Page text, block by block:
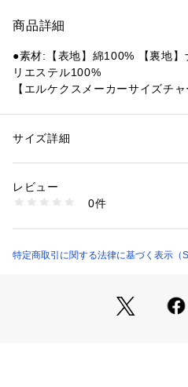
商品詳細
●素材:【表地】綿100% 【裏地
リエステル100%
【エルケクスメーカーサイズチ
イズ】胸囲89～95cm 身長167
【実寸サイズ】
●Mサイズ詳細:【着丈】72cm
【袖丈】62cm
●3Lサイズ詳細:【着丈】80cm
性別：メンズ
商品番号：
10866946501 （ショップ）
サイズ詳細
レビュー
0件
特定商取引に関する法律に基づく表示（